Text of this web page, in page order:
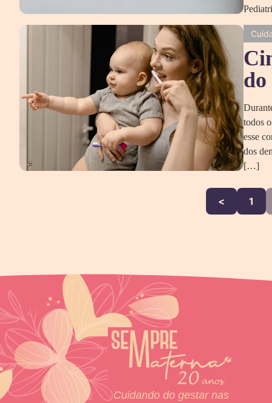
do
todos
esse
dos
[…]
< 1
Cuidando do gestar nas